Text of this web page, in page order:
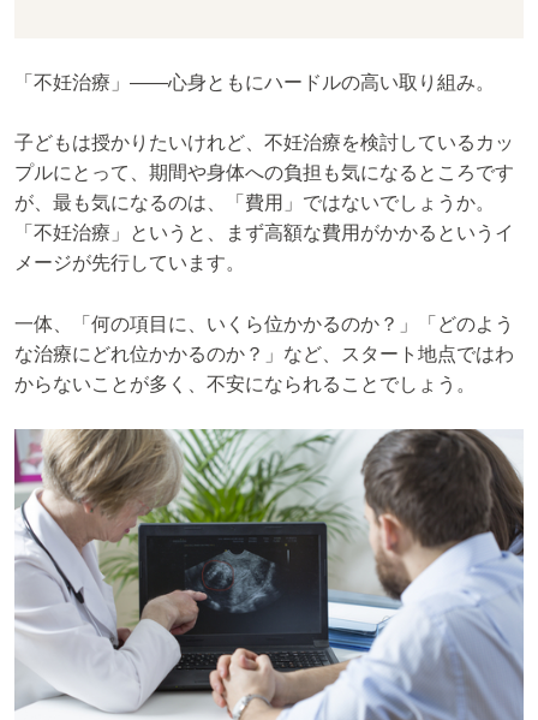
「不妊治療」――心身ともにハードルの高い取り組み。
子どもは授かりたいけれど、不妊治療を検討しているカッ
プルにとって、期間や身体への負担も気になるところです
が、最も気になるのは、「費用」ではないでしょうか。
「不妊治療」というと、まず高額な費用がかかるというイ
メージが先行しています。
一体、「何の項目に、いくら位かかるのか？」「どのよう
な治療にどれ位かかるのか？」など、スタート地点ではわ
からないことが多く、不安になられることでしょう。